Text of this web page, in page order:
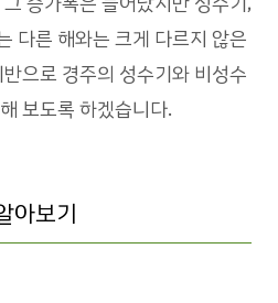
다른 해와는 크게 다르지 않은
으로 경주의 성수기와 비성수
보도록 하겠습니다.
아보기